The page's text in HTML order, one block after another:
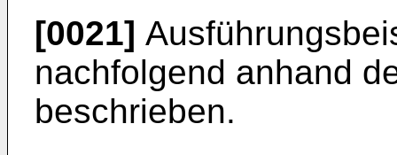
[0021]
nachfolgend anhand
beschrieben.